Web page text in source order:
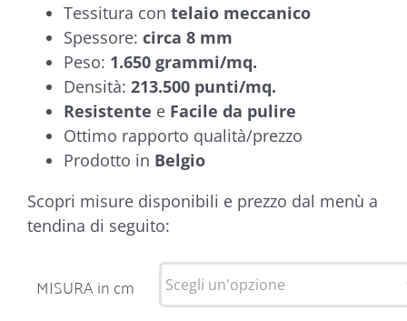
Tessitura con telaio meccanico
Spessore: circa 8 mm
Peso: 1.650 grammi/mq.
Densità: 213.500 punti/mq.
Resistente e Facile da pulire
Ottimo rapporto qualità/prezzo
Prodotto in Belgio
Scopri misure disponibili e prezzo dal menù a
tendina di seguito:
MISURA in cm